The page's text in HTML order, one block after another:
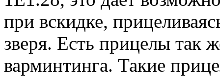
при вскидке,
зверя. Есть прицелы так
варминтинга. Такие